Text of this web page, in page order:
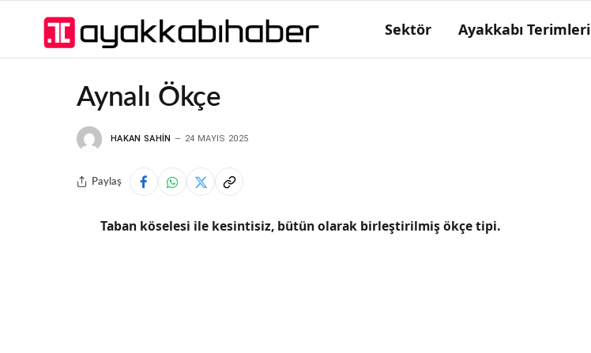
Sektör Ayakkabı Terimleri
Aynalı Ökçe
HAKAN SAHIN 24 MAYIS 2025
Paylaş
Taban köselesi ile kesintisiz, bütün olarak birleştirilmiş ökçe tipi.